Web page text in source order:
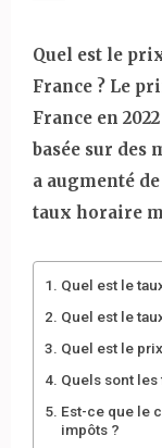
Quel est le
France ? Le
France en
basée sur des
a augmenté
taux horaire
Quel est le
Quel est le
Quel est le
Quels sont
Est-ce que le
impôts ?